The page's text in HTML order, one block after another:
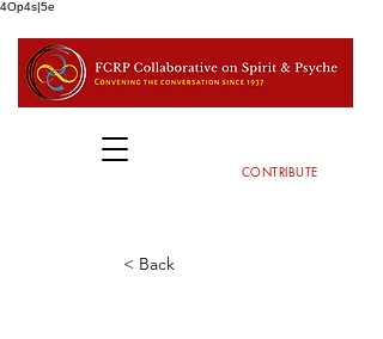
4Op4s|5e
CONTRIBUTE
< Back